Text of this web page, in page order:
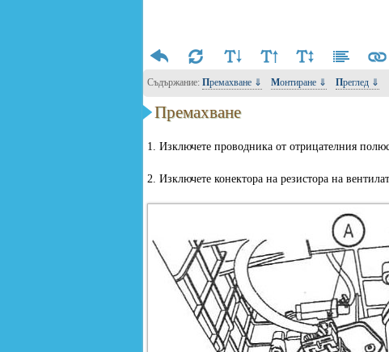
Съдържание: Премахване ⇓ Монтиране ⇓ Преглед ⇓
Премахване
1. Изключете проводника от отрицателния
2. Изключете конектора на резистора на